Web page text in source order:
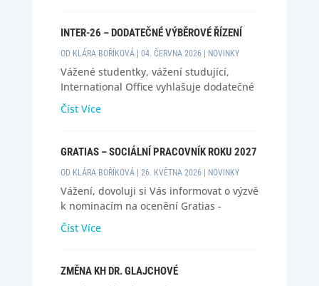
současné době hledáme nové kolegyně a
sociální pracovnice do našeho...
INTER-26 – DODATEČNÉ VÝBĚROVÉ ŘÍZENÍ
OD KLÁRA BOŘÍKOVÁ| 04. ČERVNA 2026| NOVINKY
Vážené studentky, vážení studující,
International Office vyhlašuje dodatečné
výběrového řízení pro studenty
bakalářského, magisterského a
volných míst v rámci programu INTER-26
INTER musí podat přihlášku s povinnými
přílohami...
Číst Více
GRATIAS – SOCIÁLNÍ PRACOVNÍK ROKU 2027
OD KLÁRA BOŘÍKOVÁ| 26. KVĚTNA 2026| NOVINKY
Vážení, dovoluji si Vás informovat o výzvě
k nominacím na ocenění Gratias -
Sociální pracovník roku 2027. viz níže:
Ocenění je udělováno ve všech
pracovnice a sociální pracovníci.
Číst Více
ZMĚNA KH DR. GLAJCHOVÉ